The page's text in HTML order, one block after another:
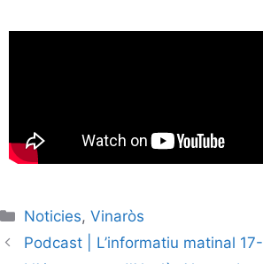
Noticies,Vinaròs
Podcast | L’informatiu matinal